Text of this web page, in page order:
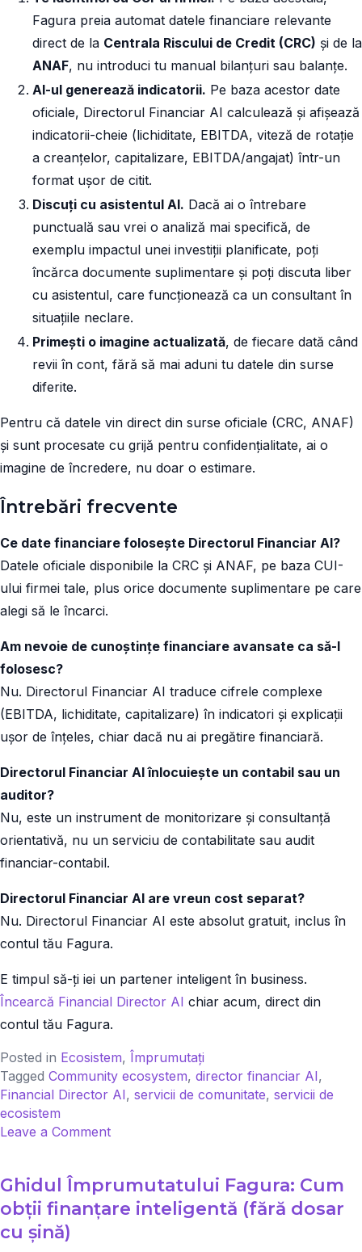
Fagura preia automat datele financiare relevante
direct de la Centrala Riscului de Credit (CRC) și de la
ANAF, nu introduci tu manual bilanțuri sau balanțe.
AI-ul generează indicatorii. Pe baza acestor date
oficiale, Directorul Financiar AI calculează și afișează
indicatorii-cheie (lichiditate, EBITDA, viteză de rotație
a creanțelor, capitalizare, EBITDA/angajat) într-un
format ușor de citit.
Discuți cu asistentul AI. Dacă ai o întrebare
punctuală sau vrei o analiză mai specifică, de
exemplu impactul unei investiții planificate, poți
încărca documente suplimentare și poți discuta liber
cu asistentul, care funcționează ca un consultant în
situațiile neclare.
Primești o imagine actualizată, de fiecare dată când
revii în cont, fără să mai aduni tu datele din surse
diferite.
Pentru că datele vin direct din surse oficiale (CRC, ANAF)
și sunt procesate cu grijă pentru confidențialitate, ai o
imagine de încredere, nu doar o estimare.
Întrebări frecvente
Ce date financiare folosește Directorul Financiar AI?
Datele oficiale disponibile la CRC și ANAF, pe baza CUI-
ului firmei tale, plus orice documente suplimentare pe care
alegi să le încarci.
Am nevoie de cunoștințe financiare avansate ca să-l
folosesc?
Nu. Directorul Financiar AI traduce cifrele complexe
(EBITDA, lichiditate, capitalizare) în indicatori și explicații
ușor de înțeles, chiar dacă nu ai pregătire financiară.
Directorul Financiar AI înlocuiește un contabil sau un
auditor?
Nu, este un instrument de monitorizare și consultanță
orientativă, nu un serviciu de contabilitate sau audit
financiar-contabil.
Directorul Financiar AI are vreun cost separat?
Nu. Directorul Financiar AI este absolut gratuit, inclus în
contul tău Fagura.
E timpul să-ți iei un partener inteligent în business.
Încearcă Financial Director AI chiar acum, direct din
contul tău Fagura.
Posted in Ecosistem, Împrumutați
Tagged Community ecosystem, director financiar AI,
Financial Director AI, servicii de comunitate, servicii de
ecosistem
Leave a Commenton
de
un
Ghidul Împrumutatului Fagura: Cum
obții finanțare inteligentă (fără dosar
cu șină)